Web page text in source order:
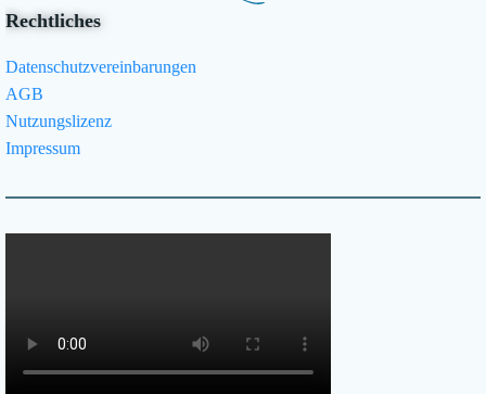
Rechtliches
Datenschutzvereinbarungen
AGB
Nutzungslizenz
Impressum